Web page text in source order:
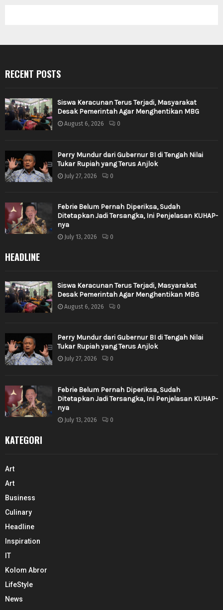
RECENT POSTS
Siswa Keracunan Terus Terjadi, Masyarakat
Desak Pemerintah Agar Menghentikan MBG
August 6, 2026 0
Perry Mundur dari Gubernur BI di Tengah Nilai
Tukar Rupiah yang Terus Anjlok
July 27, 2026 0
Febrie Belum Pernah Diperiksa, Sudah
Ditetapkan Jadi Tersangka, Ini Penjelasan KUHAP-
nya
July 13, 2026 0
HEADLINE
Siswa Keracunan Terus Terjadi, Masyarakat
Desak Pemerintah Agar Menghentikan MBG
August 6, 2026 0
Perry Mundur dari Gubernur BI di Tengah Nilai
Tukar Rupiah yang Terus Anjlok
July 27, 2026 0
Febrie Belum Pernah Diperiksa, Sudah
Ditetapkan Jadi Tersangka, Ini Penjelasan KUHAP-
nya
July 13, 2026 0
KATEGORI
Art
Art
Business
Culinary
Headline
Inspiration
IT
Kolom Abror
LifeStyle
News